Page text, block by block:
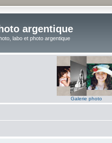
argentique
labo et photo argentique
Galerie photo